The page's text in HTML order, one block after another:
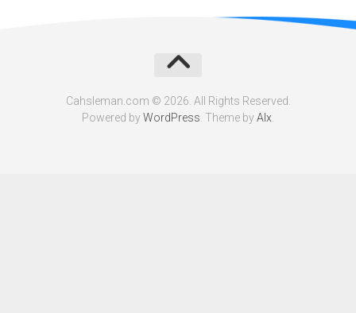
Cahsleman.com © 2026. All Rights Reserved.
Powered byWordPress . Theme byAlx